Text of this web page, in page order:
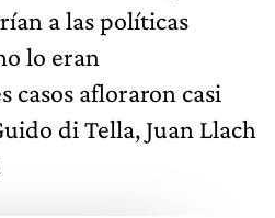
a las políticas
lo eran
casos afloraron casi
di Tella, Juan Llach